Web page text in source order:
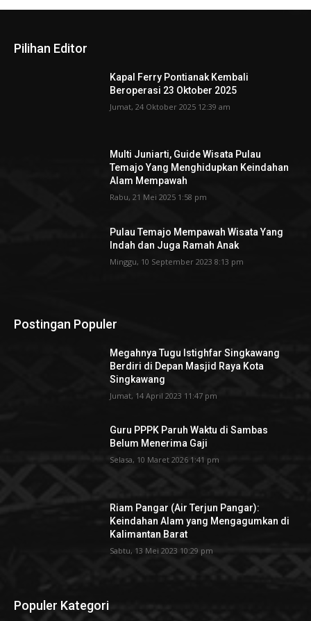
Pilihan Editor
Kapal Ferry Pontianak Kembali
Beroperasi 23 Oktober 2025
Jumat, 24 Oktober 2025 12:39 am
Multi Juniarti, Guide Wisata Pulau
Temajo Yang Menghidupkan Keindahan
Alam Mempawah
Rabu, 21 Mei 2025 1:58 pm
Pulau Temajo Mempawah Wisata Yang
Indah dan Juga Ramah Anak
Minggu, 10 September 2023 8:13 pm
Postingan Populer
Megahnya Tugu Istighfar Singkawang
Berdiri di Depan Masjid Raya Kota
Singkawang
Jumat, 14 April 2023 11:47 pm
Guru PPPK Paruh Waktu di Sambas
Belum Menerima Gaji
Selasa, 10 Maret 2026 1:41 pm
Riam Pangar (Air Terjun Pangar):
Keindahan Alam yang Mengagumkan di
Kalimantan Barat
Sabtu, 13 Mei 2023 10:29 pm
Populer Kategori